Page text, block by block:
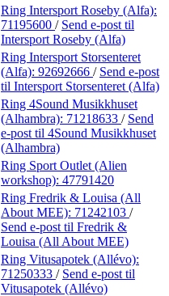
Ring Intersport Roseby (Alfa):
71195600 / Send e-post til
Intersport Roseby (Alfa)
Ring Intersport Storsenteret
(Alfa): 92692666 / Send e-post
til Intersport Storsenteret (Alfa)
Ring 4Sound Musikkhuset
(Alhambra): 71218633 / Send
e-post til 4Sound Musikkhuset
(Alhambra)
Ring Sport Outlet (Alien
workshop): 47791420
Ring Fredrik & Louisa (All
About MEE): 71242103 /
Send e-post til Fredrik &
Louisa (All About MEE)
Ring Vitusapotek (Allévo):
71250333 / Send e-post til
Vitusapotek (Allévo)